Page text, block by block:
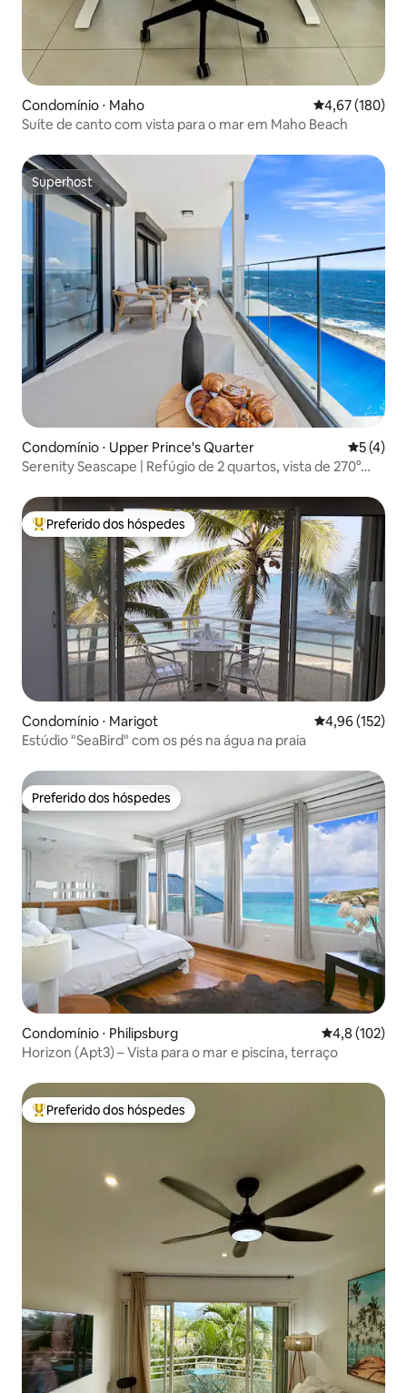
Condomínio ⋅ Maho 4,67 de uma
4,67 (180)
Suíte de canto com vista para o mar em Maho Beach
Superhost
Superhost
Condomínio ⋅ Upper Prince's Quarter 5 de
5 (4)
Serenity Seascape | Refúgio de 2 quartos, vista de 270°
Entre os melhores preferidos dos hóspedes
Preferido dos hóspedes
Condomínio ⋅ Marigot 4,96 de uma
4,96 (152)
Estúdio "SeaBird" com os pés na água na praia
Preferido dos hóspedes
Preferido dos hóspedes
Condomínio ⋅ Philipsburg 4,8 de uma
4,8 (102)
Horizon (Apt3) – Vista para o mar e piscina, terraço
Entre os melhores preferidos dos hóspedes
Preferido dos hóspedes